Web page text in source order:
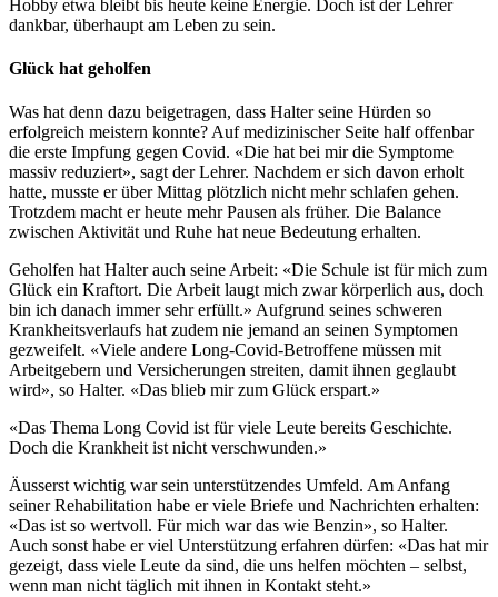
Hobby etwa bleibt bis heute keine Energie. Doch ist der Lehrer
dankbar, überhaupt am Leben zu sein.
Glück hat geholfen
Was hat denn dazu beigetragen, dass Halter seine Hürden so
erfolgreich meistern konnte? Auf medizinischer Seite half offenbar
die erste Impfung gegen Covid. «Die hat bei mir die Symptome
massiv reduziert», sagt der Lehrer. Nachdem er sich davon erholt
hatte, musste er über Mittag plötzlich nicht mehr schlafen gehen.
Trotzdem macht er heute mehr Pausen als früher. Die Balance
zwischen Aktivität und Ruhe hat neue Bedeutung erhalten.
Geholfen hat Halter auch seine Arbeit: «Die Schule ist für mich zum
Glück ein Kraftort. Die Arbeit laugt mich zwar körperlich aus, doch
bin ich danach immer sehr erfüllt.» Aufgrund seines schweren
Krankheitsverlaufs hat zudem nie jemand an seinen Symptomen
gezweifelt. «Viele andere Long-Covid-Betroffene müssen mit
Arbeitgebern und Versicherungen streiten, damit ihnen geglaubt
wird», so Halter. «Das blieb mir zum Glück erspart.»
«Das Thema Long Covid ist für viele Leute bereits Geschichte.
Doch die Krankheit ist nicht verschwunden.»
Äusserst wichtig war sein unterstützendes Umfeld. Am Anfang
seiner Rehabilitation habe er viele Briefe und Nachrichten erhalten:
«Das ist so wertvoll. Für mich war das wie Benzin», so Halter.
Auch sonst habe er viel Unterstützung erfahren dürfen: «Das hat mir
gezeigt, dass viele Leute da sind, die uns helfen möchten – selbst,
wenn man nicht täglich mit ihnen in Kontakt steht.»